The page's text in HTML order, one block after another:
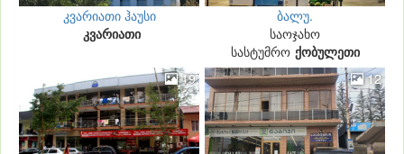
კვარიათი ჰაუსი
კვარიათი
ბალუ.
საოჯახო
სასტუმრო ქობულეთი
19
12